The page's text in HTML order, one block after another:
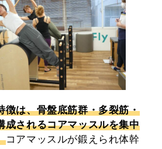
徴は、骨盤底筋群・多裂筋・
成されるコアマッスルを集中
コアマッスルが鍛えられ体幹